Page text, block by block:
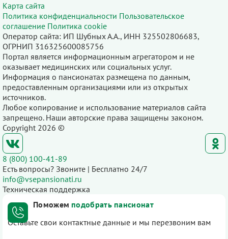
Карта сайта
Политика конфиденциальности Пользовательское
соглашение Политика cookie
Оператор сайта: ИП Шубных А.А., ИНН 325502806683,
ОГРНИП 316325600085756
Портал является информационным агрегатором и не
оказывает медицинских или социальных услуг.
Информация о пансионатах размещена по данным,
предоставленным организациями или из открытых
источников.
Любое копирование и использование материалов сайта
запрещено. Наши авторские права защищены законом.
Copyright 2026 ©
8 (800) 100-41-89
Есть вопросы? Звоните | Бесплатно 24/7
info@vsepansionati.ru
Техническая поддержка
Поможем подобрать пансионат
Оставьте свои контактные данные и мы перезвоним вам